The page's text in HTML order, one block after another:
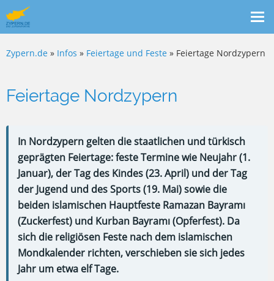
Zypern.de » Infos » Feiertage und Feste » Feiertage Nordzypern
Feiertage Nordzypern
In Nordzypern gelten die staatlichen und türkisch
geprägten Feiertage: feste Termine wie Neujahr (1.
Januar), der Tag des Kindes (23. April) und der Tag
der Jugend und des Sports (19. Mai) sowie die
beiden islamischen Hauptfeste Ramazan Bayramı
(Zuckerfest) und Kurban Bayramı (Opferfest). Da
sich die religiösen Feste nach dem islamischen
Mondkalender richten, verschieben sie sich jedes
Jahr um etwa elf Tage.